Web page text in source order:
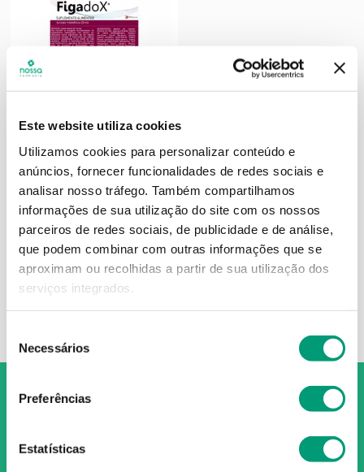
Este website utiliza cookies
Utilizamos cookies para personalizar conteúdo e
anúncios, fornecer funcionalidades de redes sociais e
analisar nosso tráfego. Também compartilhamos
informações de sua utilização do site com os nossos
parceiros de redes sociais, de publicidade e de análise,
que podem combinar com outras informações que se
aproximam ou recolhidas a partir de sua utilização dos
serviços integrados.
Necessários
Preferências
Estatísticas
FIGADOX
Figadox Sol Oral 30ml
14 ,53 €
ADICIONAR
O Grupo Nossa Farmácia é o maior grupo de farmácias em